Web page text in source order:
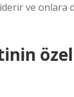
ve onlara